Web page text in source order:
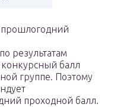
результатам
балл
группе. Поэтому
проходной балл.